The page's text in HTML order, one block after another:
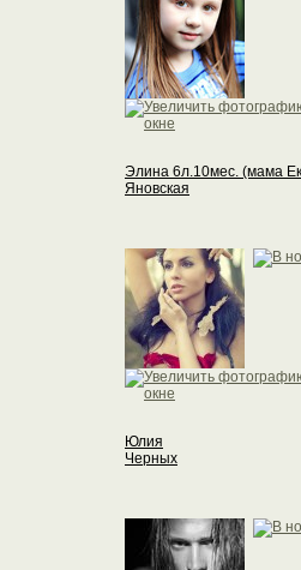
Элина 6л.10мес. (мама
Яновская
Юлия
Черных